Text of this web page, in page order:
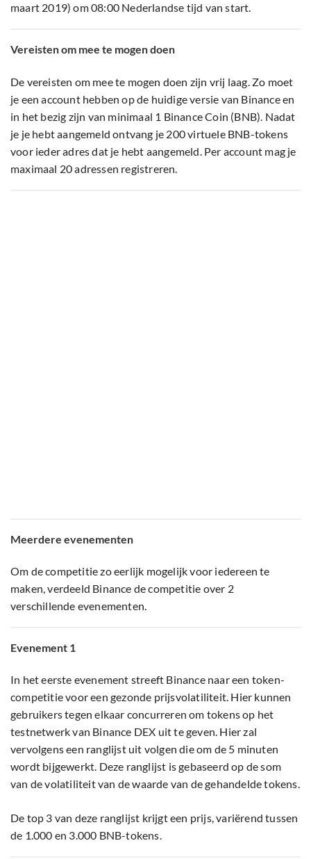
maart 2019) om 08:00 Nederlandse tijd van start.
Vereisten om mee te mogen doen
De vereisten om mee te mogen doen zijn vrij laag. Zo moet
je een account hebben op de huidige versie van Binance en
in het bezig zijn van minimaal 1 Binance Coin (BNB). Nadat
je je hebt aangemeld ontvang je 200 virtuele BNB-tokens
voor ieder adres dat je hebt aangemeld. Per account mag je
maximaal 20 adressen registreren.
Meerdere evenementen
Om de competitie zo eerlijk mogelijk voor iedereen te
maken, verdeeld Binance de competitie over 2
verschillende evenementen.
Evenement 1
In het eerste evenement streeft Binance naar een token-
competitie voor een gezonde prijsvolatiliteit. Hier kunnen
gebruikers tegen elkaar concurreren om tokens op het
testnetwerk van Binance DEX uit te geven. Hier zal
vervolgens een ranglijst uit volgen die om de 5 minuten
wordt bijgewerkt. Deze ranglijst is gebaseerd op de som
van de volatiliteit van de waarde van de gehandelde tokens.
De top 3 van deze ranglijst krijgt een prijs, variërend tussen
de 1.000 en 3.000 BNB-tokens.